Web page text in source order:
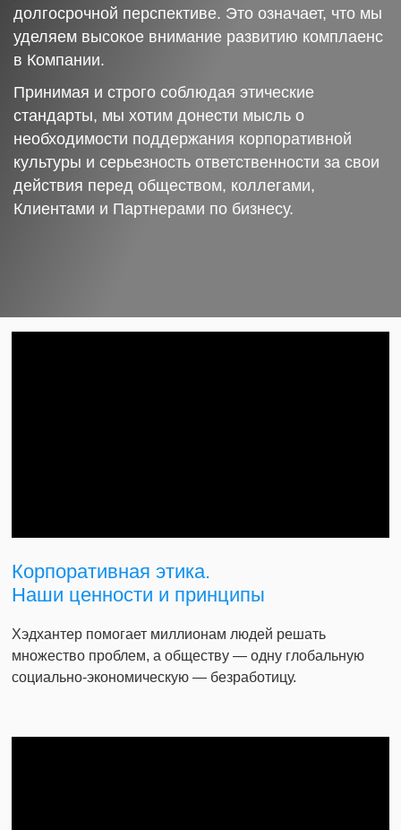
долгосрочной перспективе. Это означает, что мы
уделяем высокое внимание развитию комплаенс
в Компании.
Принимая и строго соблюдая этические
стандарты, мы хотим донести мысль о
необходимости поддержания корпоративной
культуры и серьезность ответственности за свои
действия перед обществом, коллегами,
Клиентами и Партнерами по бизнесу.
Корпоративная этика.
Наши ценности и принципы
Хэдхантер помогает миллионам людей решать
множество проблем, а обществу — одну глобальную
социально-экономическую — безработицу.